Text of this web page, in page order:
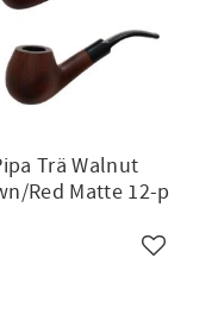
Trä Walnut
Red Matte 12-p
Lägg